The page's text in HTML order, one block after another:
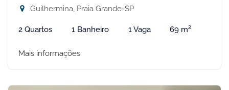
Guilhermina, Praia Grande-SP
2 Quartos 1 Banheiro 1 Vaga 69 m²
Mais informações